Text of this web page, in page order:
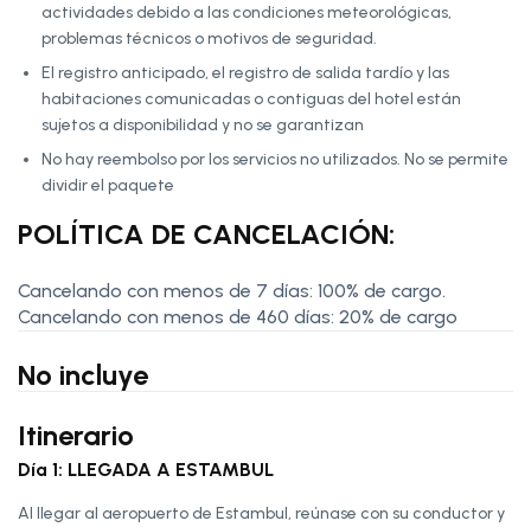
actividades debido a las condiciones meteorológicas,
problemas técnicos o motivos de seguridad.
El registro anticipado, el registro de salida tardío y las
habitaciones comunicadas o contiguas del hotel están
sujetos a disponibilidad y no se garantizan
No hay reembolso por los servicios no utilizados. No se permite
dividir el paquete
POLÍTICA DE CANCELACIÓN:
Cancelando con menos de 7 días: 100% de cargo.
Cancelando con menos de 460 días: 20% de cargo
No incluye
Itinerario
Día 1: LLEGADA A ESTAMBUL
Al llegar al aeropuerto de Estambul, reúnase con su conductor y